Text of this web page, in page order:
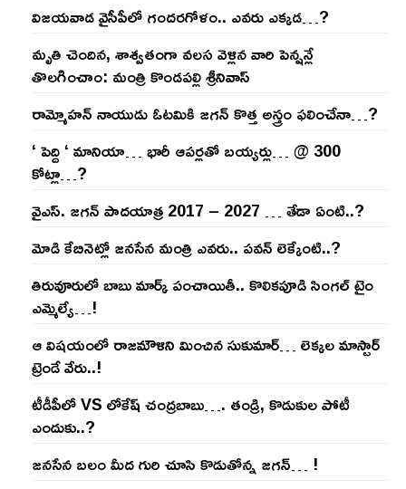
విజ‌య‌వాడ వైసీపీలో గంద‌ర‌గోళం.. ఎవ‌రు ఎక్క‌డ‌…?
మృతి చెందిన, శాశ్వతంగా వలస వెళ్లిన వారి పెన్ష‌న్లే
తొల‌గించాం: మంత్రి కొండపల్లి శ్రీనివాస్
రామ్మోహ‌న్ నాయుడు ఓట‌మికి జ‌గ‌న్ కొత్త అస్త్రం ఫ‌లించేనా…?
‘ పెద్ది ‘ మానియా… భారీ ఆప‌ర్ల‌తో బ‌య్య‌ర్లు… @ 300
కోట్లా…?
వైఎస్‌. జ‌గ‌న్ పాద‌యాత్ర 2017 – 2027 … తేడా ఏంటి..?
మోడి కేబినెట్లో జ‌నసేన మంత్రి ఎవ‌రు.. ప‌వ‌న్ లెక్కేంటి..?
తిరువూరులో బాబు మార్క్ పంచాయితీ.. కొలిక‌పూడి సింగ‌ల్ టైం
ఎమ్మెల్యే…!
ఆ విష‌యంలో రాజ‌మౌళిని మించిన సుకుమార్‌… లెక్క‌ల మాస్టార్
ట్రెండే వేరు..!
టీడీపీలో VS లోకేష్ చంద్ర‌బాబు…. తండ్రి, కొడుకుల పోటీ
ఎందుకు..?
జ‌న‌సేన బ‌లం మీద గురి చూసి కొడుతోన్న జ‌గ‌న్‌… !